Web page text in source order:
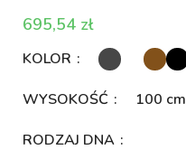
zł
KOLOR
WYSOKOŚĆ 100 cm
RODZAJ DNA